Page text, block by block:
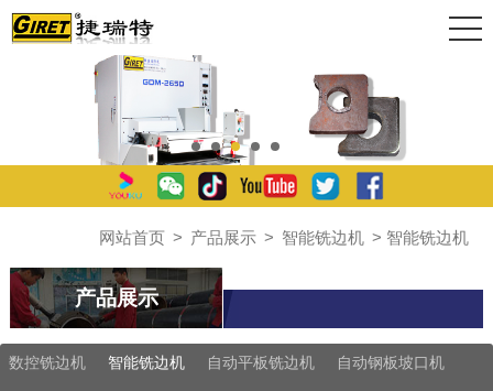
网站首页 > 产品展示 > 智能铣边机 > 智能铣边机
产品展示
数控铣边机 智能铣边机 自动平板铣边机 自动钢板坡口机